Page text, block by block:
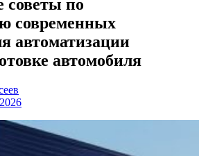
советы по
современных
автоматизации
автомобиля